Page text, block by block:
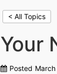
< All Topics
Your
Posted March